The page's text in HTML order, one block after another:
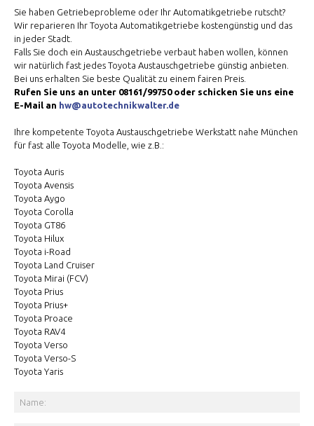
Sie haben Getriebeprobleme oder Ihr Automatikgetriebe rutscht?
Wir reparieren Ihr Toyota Automatikgetriebe kostengünstig und das
in jeder Stadt.
Falls Sie doch ein Austauschgetriebe verbaut haben wollen, können
wir natürlich fast jedes Toyota Austauschgetriebe günstig anbieten.
Bei uns erhalten Sie beste Qualität zu einem fairen Preis.
Rufen Sie uns an unter 08161/99750 oder schicken Sie uns eine
E-Mail an hw@autotechnikwalter.de
Ihre kompetente Toyota Austauschgetriebe Werkstatt nahe München
für fast alle Toyota Modelle, wie z.B.:
Toyota Auris
Toyota Avensis
Toyota Aygo
Toyota Corolla
Toyota GT86
Toyota Hilux
Toyota i-Road
Toyota Land Cruiser
Toyota Mirai (FCV)
Toyota Prius
Toyota Prius+
Toyota Proace
Toyota RAV4
Toyota Verso
Toyota Verso-S
Toyota Yaris